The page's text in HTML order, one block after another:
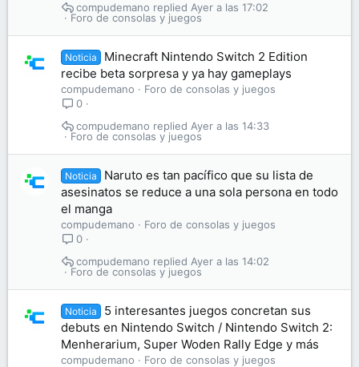
Foro de consolas y juegos
Ayer a las 17:02
compudemano
Noticia
Minecraft Nintendo Switch 2 Edition
recibe beta sorpresa y ya hay gameplays
compudemano
Foro de consolas y juegos
0
Foro de consolas y juegos
Ayer a las 14:33
compudemano
Noticia
Naruto es tan pacífico que su lista de
asesinatos se reduce a una sola persona en todo
el manga
compudemano
Foro de consolas y juegos
0
Foro de consolas y juegos
Ayer a las 14:02
compudemano
Noticia
5 interesantes juegos concretan sus
debuts en Nintendo Switch / Nintendo Switch 2:
Menherarium, Super Woden Rally Edge y más
compudemano
Foro de consolas y juegos